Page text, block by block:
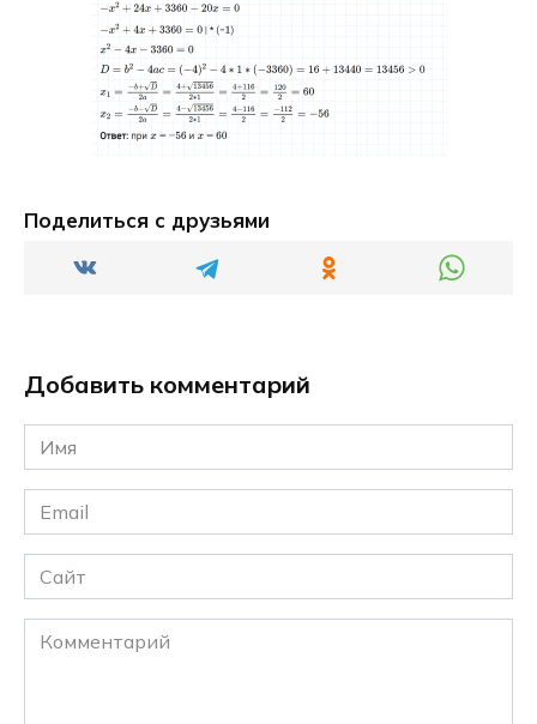
Поделиться с друзьями
Добавить комментарий
Имя
*
Email
*
Сайт
Комментарий